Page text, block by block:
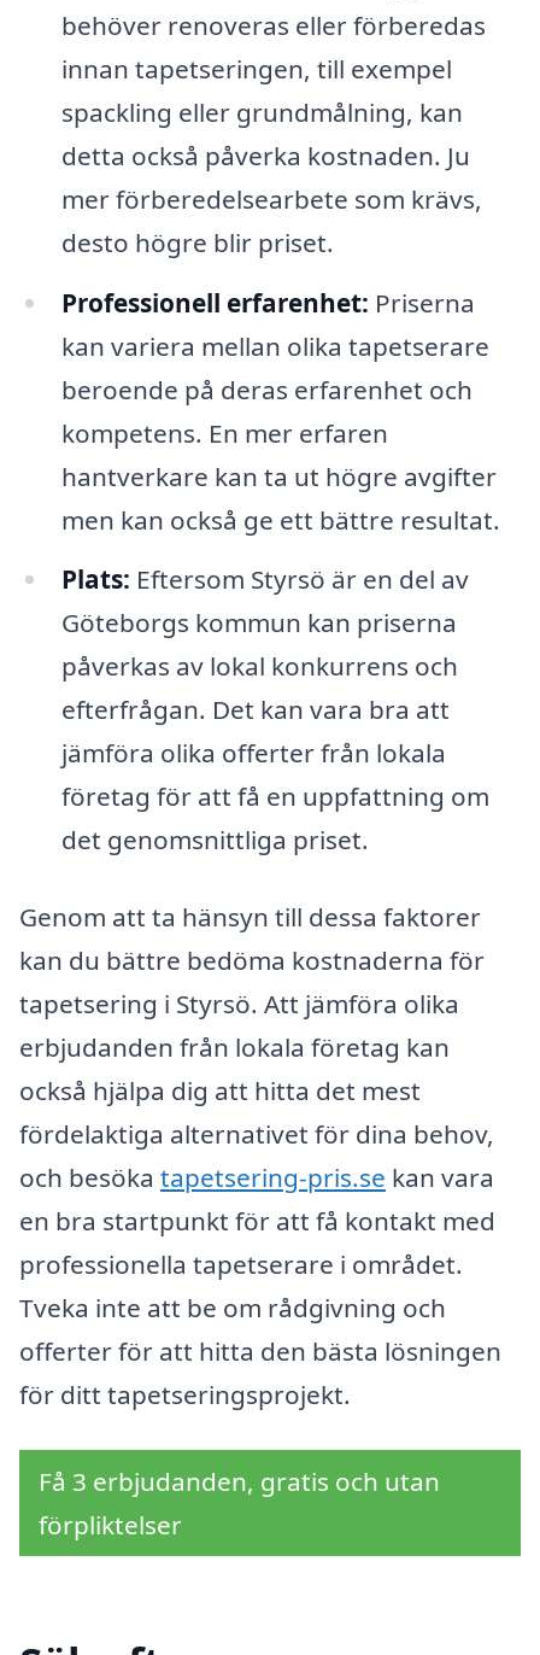
behöver renoveras eller förberedas
innan tapetseringen, till exempel
spackling eller grundmålning, kan
detta också påverka kostnaden. Ju
mer förberedelsearbete som krävs,
desto högre blir priset.
Professionell erfarenhet: Priserna
kan variera mellan olika tapetserare
beroende på deras erfarenhet och
kompetens. En mer erfaren
hantverkare kan ta ut högre avgifter
men kan också ge ett bättre resultat.
Plats: Eftersom Styrsö är en del av
Göteborgs kommun kan priserna
påverkas av lokal konkurrens och
efterfrågan. Det kan vara bra att
jämföra olika offerter från lokala
företag för att få en uppfattning om
det genomsnittliga priset.
Genom att ta hänsyn till dessa faktorer
kan du bättre bedöma kostnaderna för
tapetsering i Styrsö. Att jämföra olika
erbjudanden från lokala företag kan
också hjälpa dig att hitta det mest
fördelaktiga alternativet för dina behov,
och besöka tapetsering-pris.se kan vara
en bra startpunkt för att få kontakt med
professionella tapetserare i området.
Tveka inte att be om rådgivning och
offerter för att hitta den bästa lösningen
för ditt tapetseringsprojekt.
Få 3 erbjudanden, gratis och utan
förpliktelser